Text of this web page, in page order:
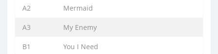
A2 Mermaid
A3 My Enemy
B1 You I Need